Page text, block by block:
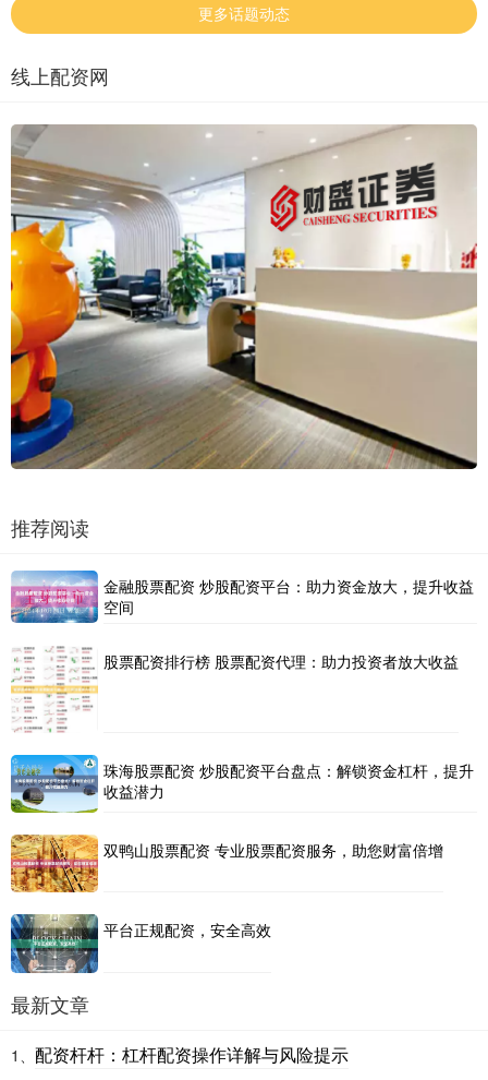
更多话题动态
线上配资网
推荐阅读
金融股票配资 炒股配资平台：助力资金放大，提升收益
空间
股票配资排行榜 股票配资代理：助力投资者放大收益
珠海股票配资 炒股配资平台盘点：解锁资金杠杆，提升
收益潜力
双鸭山股票配资 专业股票配资服务，助您财富倍增
平台正规配资，安全高效
最新文章
1、 配资杆杆：杠杆配资操作详解与风险提示